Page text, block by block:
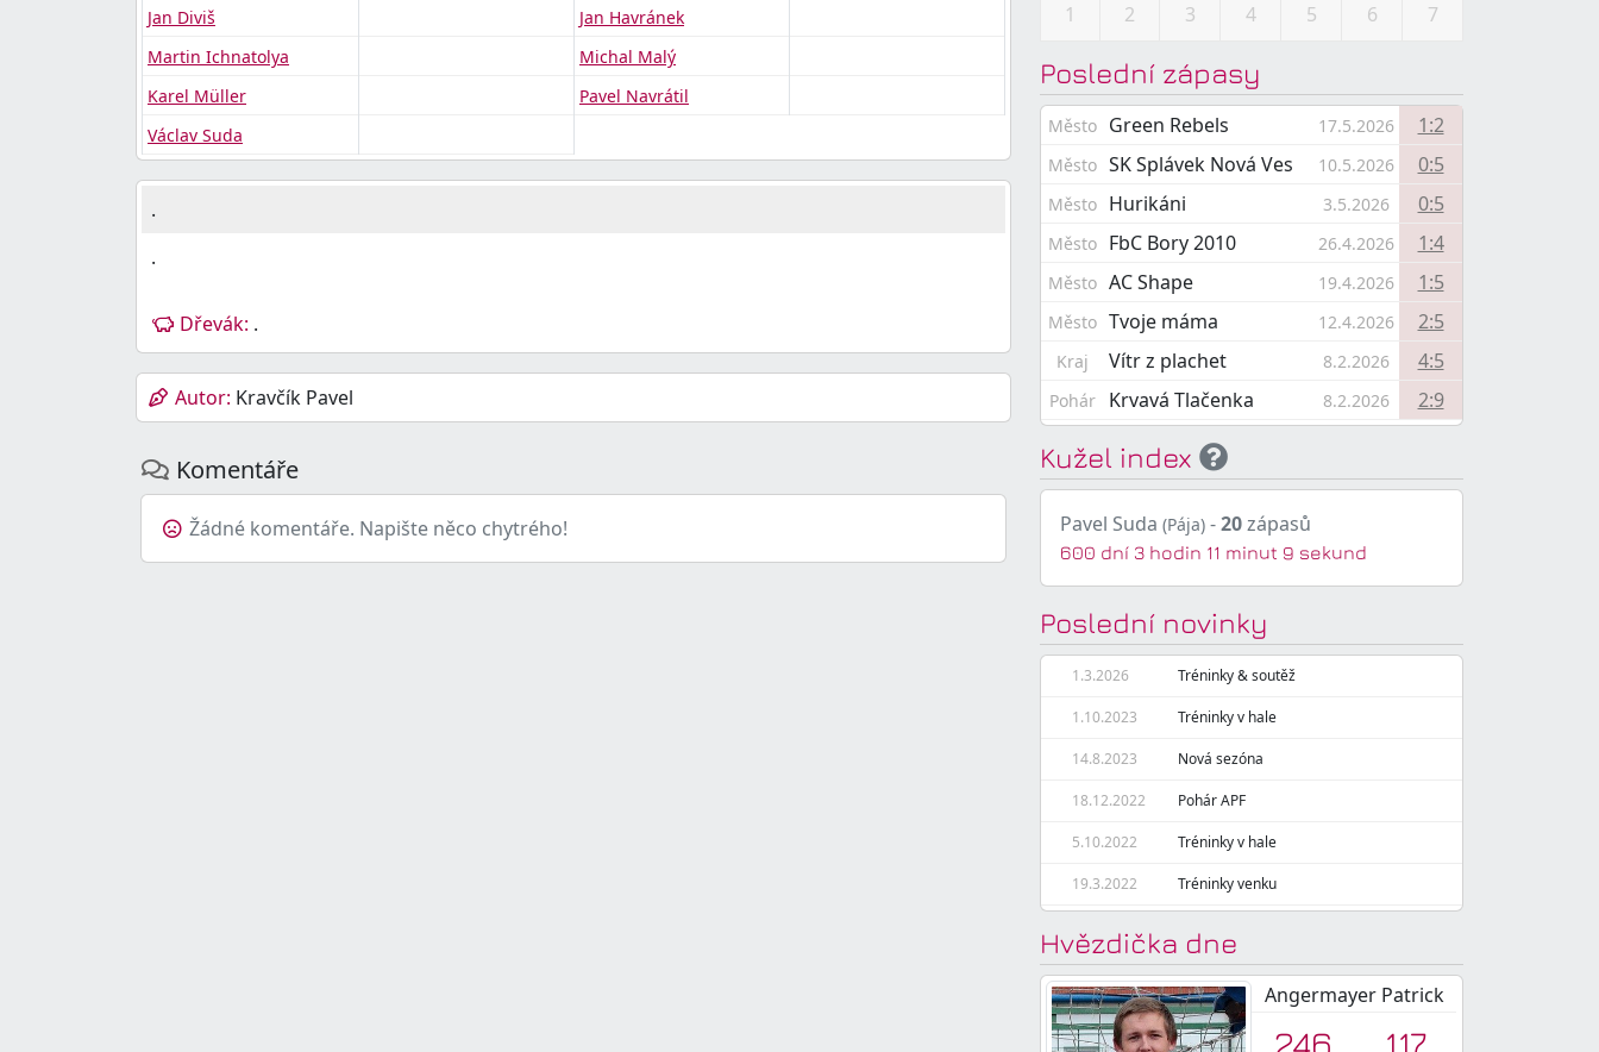
Jan Diviš
Jan Havránek
Martin Ichnatolya
Michal Malý
Karel Müller
Pavel Navrátil
Václav Suda
.
.
Dřevák: .
Autor: Kravčík Pavel
Komentáře
Žádné komentáře. Napište něco chytrého!
1 2 3 4 5 6 7
Poslední zápasy
Město Green Rebels 17.5.2026 1:2
Město SK Splávek Nová Ves 10.5.2026 0:5
Město Hurikáni 3.5.2026 0:5
Město FbC Bory 2010 26.4.2026 1:4
Město AC Shape 19.4.2026 1:5
Město Tvoje máma 12.4.2026 2:5
Kraj Vítr z plachet 8.2.2026 4:5
Pohár Krvavá Tlačenka 8.2.2026 2:9
Kužel index
Pavel Suda (Pája) -20zápasů
600 dní 3 hodin 11 minut 10 sekund
Poslední novinky
1.3.2026 Tréninky & soutěž
1.10.2023 Tréninky v hale
14.8.2023 Nová sezóna
18.12.2022 Pohár APF
5.10.2022 Tréninky v hale
19.3.2022 Tréninky venku
Hvězdička dne
Angermayer Patrick